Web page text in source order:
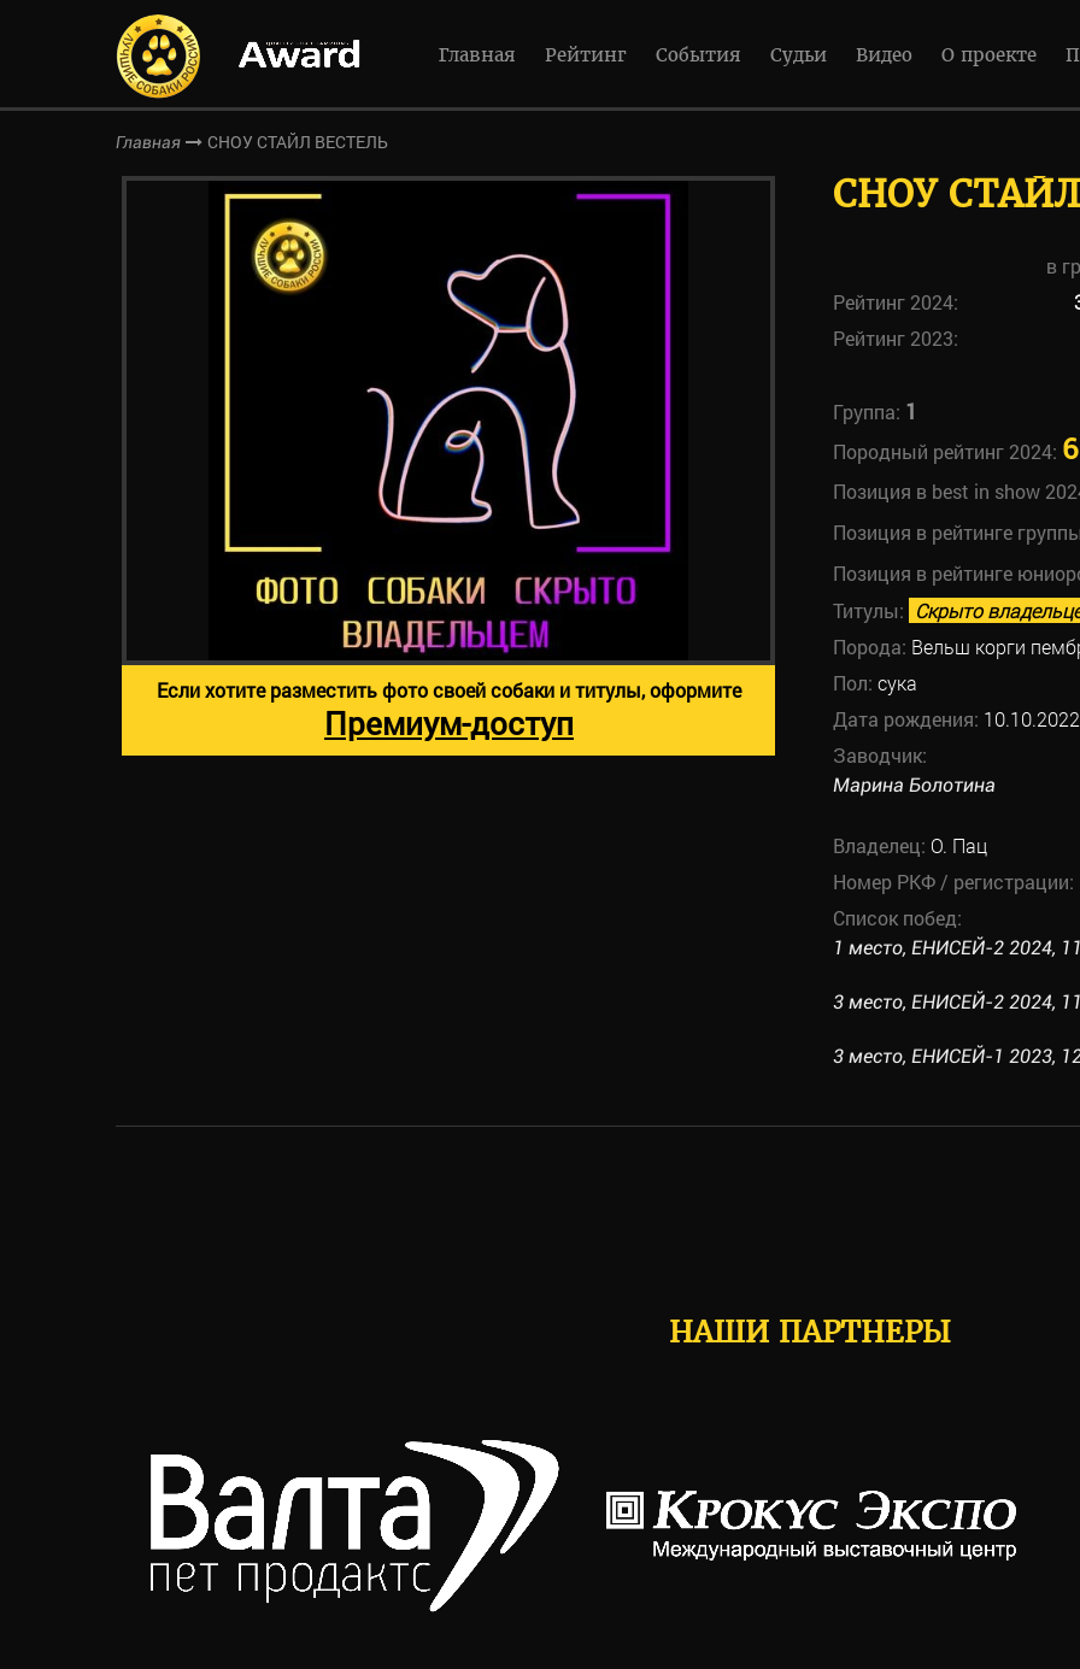
Главная Рейтинг События Судьи Видео О проекте
Главная СНОУ СТАЙЛ ВЕСТЕЛЬ
СНОУ
в
Рейтинг 2024:
Рейтинг 2023:
Группа: 1
Породный рейтинг 2024:
Позиция в best in show
Позиция в рейтинге
Позиция в рейтинге
Титулы: Скрыто
Порода: Вельш корги
Пол: сука
Дата рождения: 10.10.2022
Заводчик:
Марина Болотина
Владелец: О. Пац
Номер РКФ / регистрации:
Список побед:
1 место, ЕНИСЕЙ-2 2024,
3 место, ЕНИСЕЙ-2 2024,
3 место, ЕНИСЕЙ-1 2023,
Если хотите разместить фото своей собаки и титулы, оформите
Премиум-доступ
НАШИ ПАРТНЕРЫ